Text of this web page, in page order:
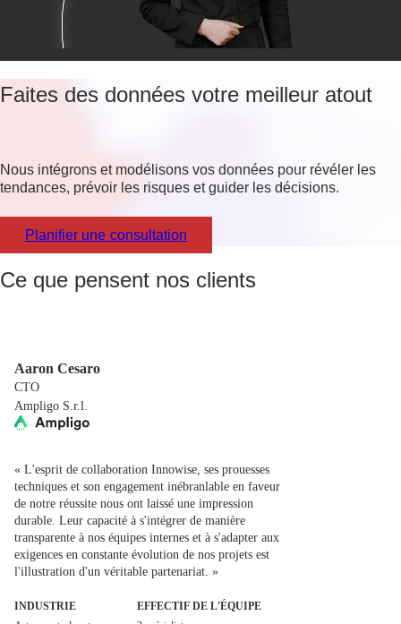
Faites des données votre meilleur atout
Nous intégrons et modélisons vos données pour révéler les
tendances, prévoir les risques et guider les décisions.
Planifier une consultation
Ce que pensent nos clients
Aaron Cesaro
CTO
Ampligo S.r.l.
« L'esprit de collaboration Innowise, ses prouesses
techniques et son engagement inébranlable en faveur
de notre réussite nous ont laissé une impression
durable. Leur capacité à s'intégrer de manière
transparente à nos équipes internes et à s'adapter aux
exigences en constante évolution de nos projets est
l'illustration d'un véritable partenariat. »
INDUSTRIE
EFFECTIF DE L'ÉQUIPE